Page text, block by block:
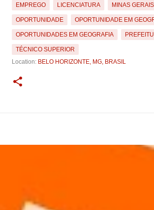
EMPREGO LICENCIATURA MINAS GERAIS
OPORTUNIDADE OPORTUNIDADE EM
OPORTUNIDADES EM GEOGRAFIA
TÉCNICO SUPERIOR
Location: BELO HORIZONTE, MG, BRASIL